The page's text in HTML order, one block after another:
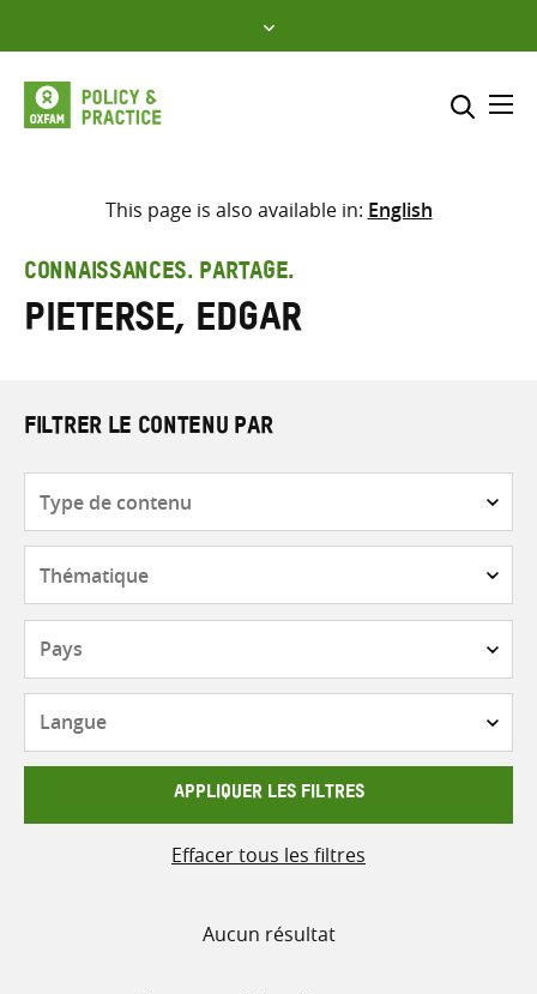
to
content
Sélectionner l’emplacement
Saisir
les
termes
This page is also available in: English
CONNAISSANCES. PARTAGE.
Pieterse, Edgar
FILTRER LE CONTENU PAR
contenu
APPLIQUER LES FILTRES
Effacer tous les filtres
Aucun résultat